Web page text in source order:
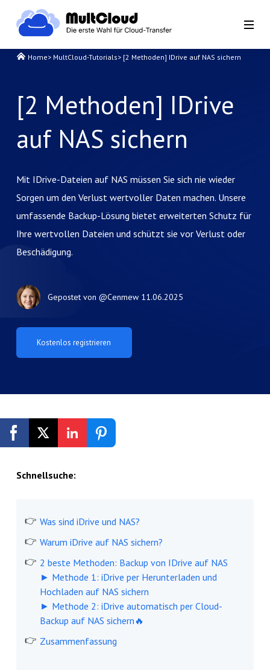
Home> MultCloud-Tutorials> [2 Methoden] IDrive auf NAS sichern
[2 Methoden] IDrive
auf NAS sichern
Mit IDrive-Dateien auf NAS müssen Sie sich nie wieder
Sorgen um den Verlust wertvoller Daten machen. Unsere
umfassende Backup-Lösung bietet erweiterten Schutz für
Ihre wertvollen Dateien und schützt sie vor Verlust oder
Beschädigung.
Kostenlos registrieren
Gepostet von @Cenmew 11.06.2025
Schnellsuche:
Was sind iDrive und NAS?
Warum iDrive auf NAS sichern?
2 beste Methoden: Backup von IDrive auf NAS
► Methode 1: iDrive per Herunterladen und
Hochladen auf NAS sichern
► Methode 2: iDrive automatisch per Cloud-
Backup auf NAS sichern🔥
Zusammenfassung